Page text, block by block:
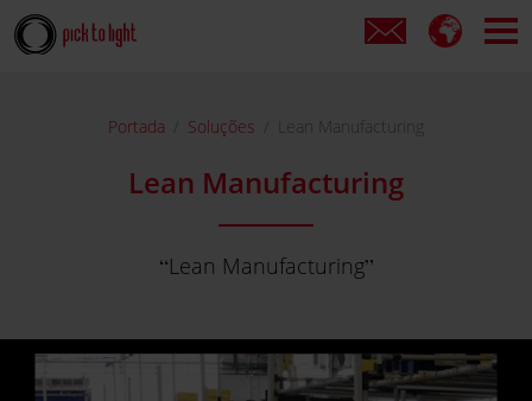
Portada Soluções Lean Manufacturing
Lean Manufacturing
Lean Manufacturing